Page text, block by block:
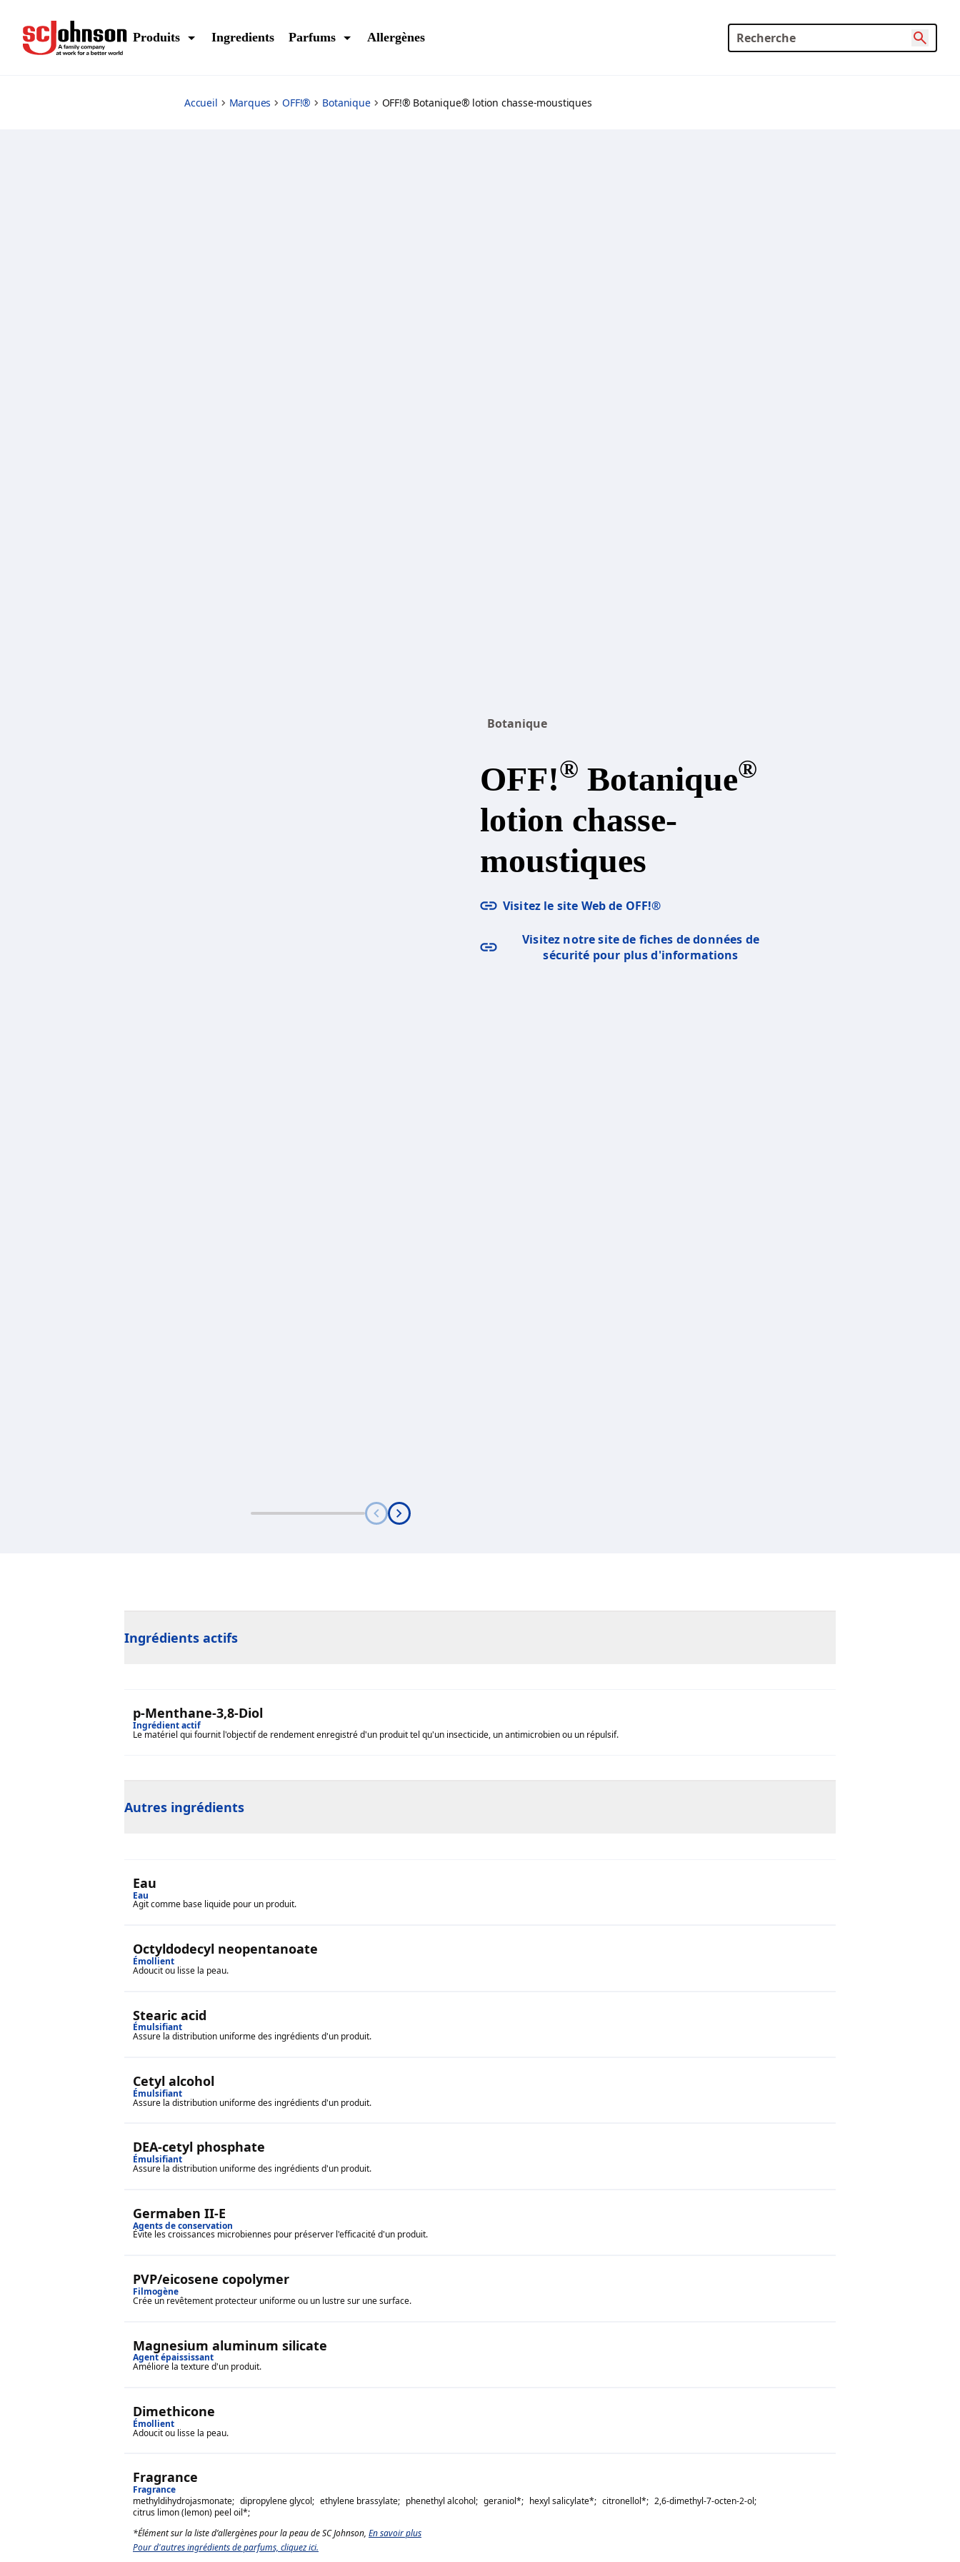
Produits Ingredients Parfums Allergènes
Accueil Marques OFF!® Botanique OFF!® Botanique® lotion chasse-moustiques
Botanique
OFF!® Botanique®
lotion chasse-
moustiques
Visitez le site Web de OFF!®
Visitez notre site de fiches de données de
sécurité pour plus d'informations
Ingrédients actifs
p-Menthane-3,8-Diol
Ingrédient actif
Le matériel qui fournit l'objectif de rendement enregistré d'un produit tel qu'un insecticide, un antimicrobien ou un répulsif.
Autres ingrédients
Eau
Eau
Agit comme base liquide pour un produit.
Octyldodecyl neopentanoate
Émollient
Adoucit ou lisse la peau.
Stearic acid
Émulsifiant
Assure la distribution uniforme des ingrédients d'un produit.
Cetyl alcohol
Émulsifiant
Assure la distribution uniforme des ingrédients d'un produit.
DEA-cetyl phosphate
Émulsifiant
Assure la distribution uniforme des ingrédients d'un produit.
Germaben II-E
Agents de conservation
Évite les croissances microbiennes pour préserver l'efficacité d'un produit.
PVP/eicosene copolymer
Filmogène
Crée un revêtement protecteur uniforme ou un lustre sur une surface.
Magnesium aluminum silicate
Agent épaississant
Améliore la texture d'un produit.
Dimethicone
Émollient
Adoucit ou lisse la peau.
Fragrance
Fragrance
methyldihydrojasmonate; dipropylene glycol; ethylene brassylate; phenethyl alcohol; geraniol*; hexyl salicylate*; citronellol*; 2,6-dimethyl-7-octen-2-ol;
citrus limon (lemon) peel oil*;
*Élément sur la liste d’allergènes pour la peau de SC Johnson, En savoir plus
Pour d'autres ingrédients de parfums, cliquez ici.